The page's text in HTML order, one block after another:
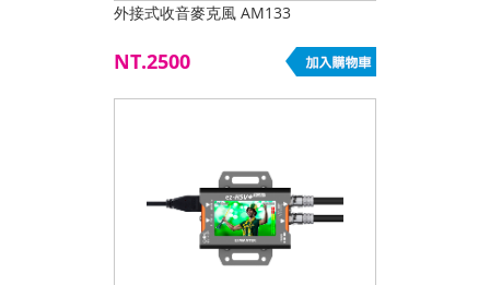
外接式收音麥克風 AM133
NT.2500